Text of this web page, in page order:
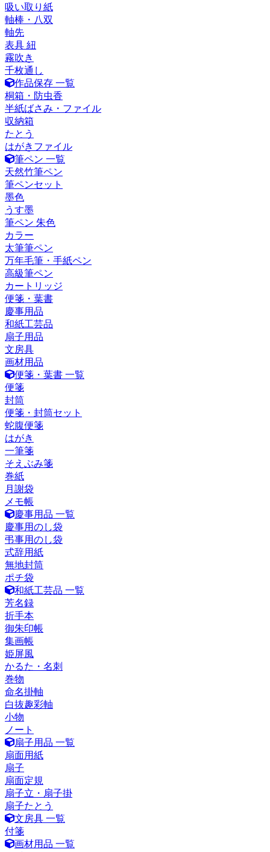
吸い取り紙
軸棒・八双
軸先
表具 紐
霧吹き
千枚通し
作品保存 一覧
桐箱・防虫香
半紙ばさみ・ファイル
収納箱
たとう
はがきファイル
筆ペン 一覧
天然竹筆ペン
筆ペンセット
墨色
うす墨
筆ペン 朱色
カラー
太筆筆ペン
万年毛筆・手紙ペン
高級筆ペン
カートリッジ
便箋・葉書
慶事用品
和紙工芸品
扇子用品
文房具
画材用品
便箋・葉書 一覧
便箋
封筒
便箋・封筒セット
蛇腹便箋
はがき
一筆箋
そえぶみ箋
巻紙
月謝袋
メモ帳
慶事用品 一覧
慶事用のし袋
弔事用のし袋
式辞用紙
無地封筒
ポチ袋
和紙工芸品 一覧
芳名録
折手本
御朱印帳
集画帳
姫屏風
かるた・名刺
巻物
命名掛軸
白抜趣彩軸
小物
ノート
扇子用品 一覧
扇面用紙
扇子
扇面定規
扇子立・扇子掛
扇子たとう
文房具 一覧
付箋
画材用品 一覧